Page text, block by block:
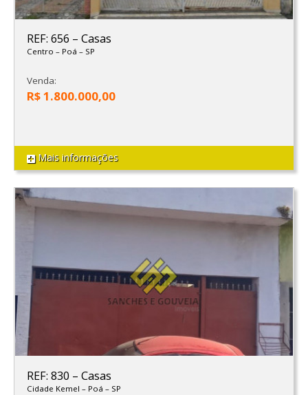
REF: 656 – Casas
Centro – Poá – SP
Venda:
R$ 1.800.000,00
Mais informações
REF: 830 – Casas
Cidade Kemel – Poá – SP